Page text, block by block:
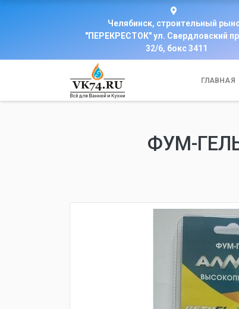
Челябинск, строительный
"ПЕРЕКРЕСТОК" ул. Свердловский
32/6, бокс 3411
ГЛАВНАЯ
ФУМ-